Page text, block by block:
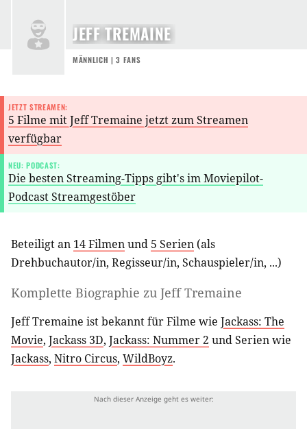
JEFF TREMAINE
MÄNNLICH | 3 FANS
JETZT STREAMEN:
5 Filme mit Jeff Tremaine jetzt zum Streamen
verfügbar
NEU: PODCAST:
Die besten Streaming-Tipps gibt's im Moviepilot-
Podcast Streamgestöber
Beteiligt an 14 Filmenund 5 Serien (als
Drehbuchautor/in, Regisseur/in, Schauspieler/in, ...)
Komplette Biographie zu Jeff Tremaine
Jeff Tremaine ist bekannt für Filme wie Jackass: The
Movie, Jackass 3D, Jackass: Nummer 2 und Serien wie
Jackass, Nitro Circus, WildBoyz.